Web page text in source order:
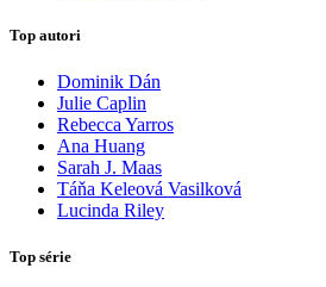
Top autori
Dominik Dán
Julie Caplin
Rebecca Yarros
Ana Huang
Sarah J. Maas
Táňa Keleová Vasilková
Lucinda Riley
Top série